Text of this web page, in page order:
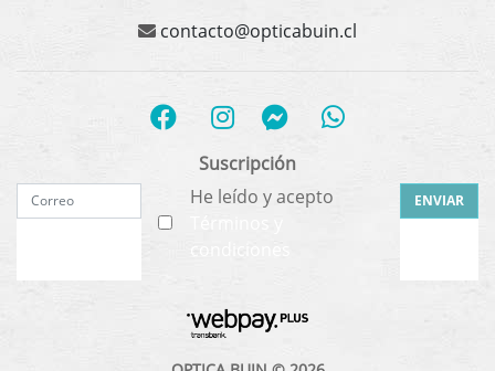
contacto@opticabuin.cl
Suscripción
He leído y acepto
condiciones
ENVIAR